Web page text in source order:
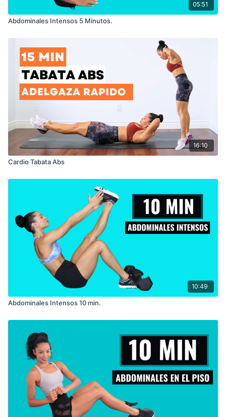
05:51
Abdominales Intensos 5 Minutos.
16:10
Cardio Tabata Abs
10:49
Abdominales Intensos 10 min.